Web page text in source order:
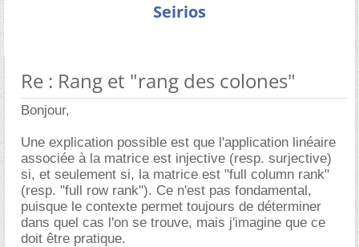
Seirios
Re : Rang et "rang des colones"
Bonjour,
Une explication possible est que l'application linéaire
associée à la matrice est injective (resp. surjective)
si, et seulement si, la matrice est "full column rank"
(resp. "full row rank"). Ce n'est pas fondamental,
puisque le contexte permet toujours de déterminer
dans quel cas l'on se trouve, mais j'imagine que ce
doit être pratique.